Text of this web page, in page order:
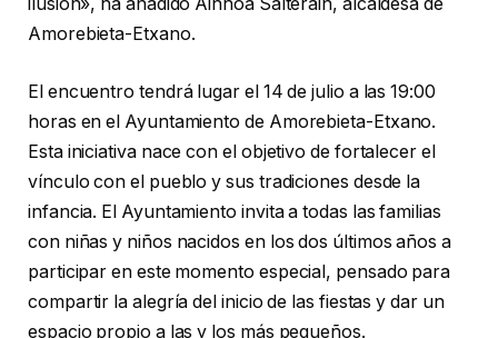
Amorebieta-Etxano.
El encuentro tendrá lugar el 14 de julio a las 19:00
horas en el Ayuntamiento de Amorebieta-Etxano.
Esta iniciativa nace con el objetivo de fortalecer el
vínculo con el pueblo y sus tradiciones desde la
infancia. El Ayuntamiento invita a todas las familias
con niñas y niños nacidos en los dos últimos años a
participar en este momento especial, pensado para
compartir la alegría del inicio de las fiestas y dar un
espacio propio a las y los más pequeños.